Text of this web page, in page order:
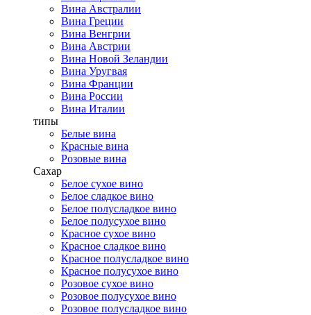
Вина Австралии
Вина Греции
Вина Венгрии
Вина Австрии
Вина Новой Зеландии
Вина Уругвая
Вина Франции
Вина России
Вина Италии
типы
Белые вина
Красные вина
Розовые вина
Сахар
Белое сухое вино
Белое сладкое вино
Белое полусладкое вино
Белое полусухое вино
Красное сухое вино
Красное сладкое вино
Красное полусладкое вино
Красное полусухое вино
Розовое сухое вино
Розовое полусухое вино
Розовое полусладкое вино